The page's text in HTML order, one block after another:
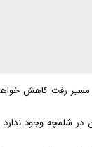
خوزستان گفت: از ۲۵ صفر تعداد
شلمچه وجود ندارد